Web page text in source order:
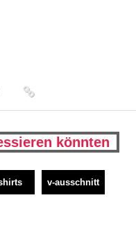
könnten
v-ausschnitt